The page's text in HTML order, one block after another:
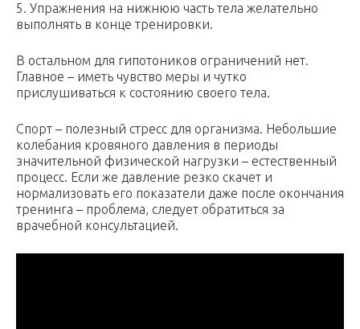
5. Упражнения на нижнюю часть тела желательно
выполнять в конце тренировки.
В остальном для гипотоников ограничений нет.
Главное – иметь чувство меры и чутко
прислушиваться к состоянию своего тела.
Спорт – полезный стресс для организма. Небольшие
колебания кровяного давления в периоды
значительной физической нагрузки – естественный
процесс. Если же давление резко скачет и
нормализовать его показатели даже после окончания
тренинга – проблема, следует обратиться за
врачебной консультацией.